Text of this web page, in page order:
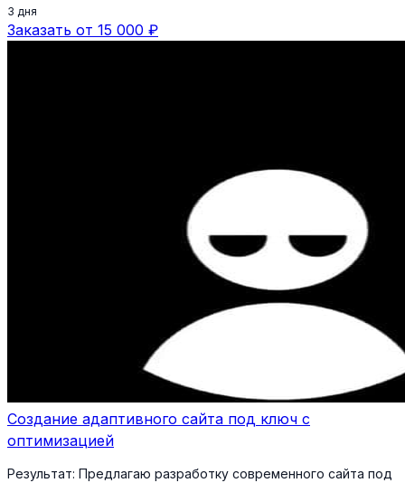
3 дня
Заказать от 15 000 ₽
Создание адаптивного сайта под ключ с
оптимизацией
Результат: Предлагаю разработку современного сайта под